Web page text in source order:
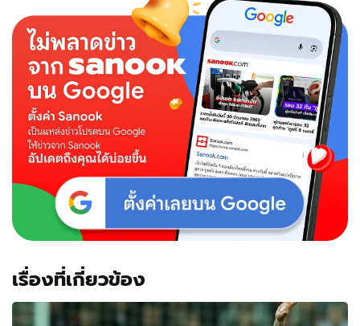
เรื่องที่เกี่ยวข้อง